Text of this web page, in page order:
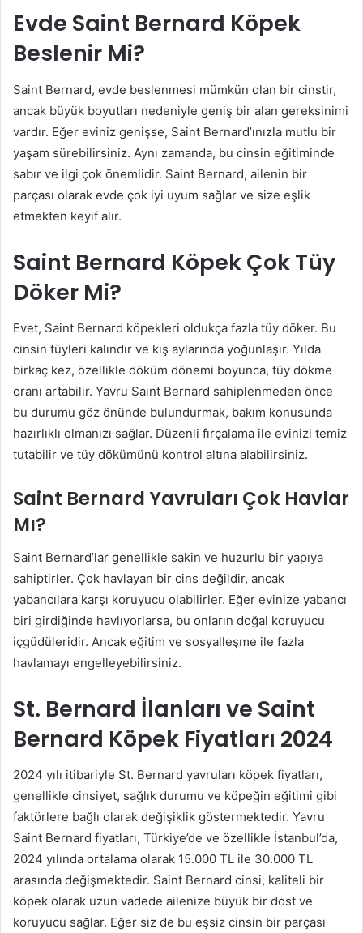
Evde Saint Bernard Köpek
Beslenir Mi?
Saint Bernard, evde beslenmesi mümkün olan bir cinstir,
ancak büyük boyutları nedeniyle geniş bir alan gereksinimi
vardır. Eğer eviniz genişse, Saint Bernard’ınızla mutlu bir
yaşam sürebilirsiniz. Aynı zamanda, bu cinsin eğitiminde
sabır ve ilgi çok önemlidir. Saint Bernard, ailenin bir
parçası olarak evde çok iyi uyum sağlar ve size eşlik
etmekten keyif alır.
Saint Bernard Köpek Çok Tüy
Döker Mi?
Evet, Saint Bernard köpekleri oldukça fazla tüy döker. Bu
cinsin tüyleri kalındır ve kış aylarında yoğunlaşır. Yılda
birkaç kez, özellikle döküm dönemi boyunca, tüy dökme
oranı artabilir. Yavru Saint Bernard sahiplenmeden önce
bu durumu göz önünde bulundurmak, bakım konusunda
hazırlıklı olmanızı sağlar. Düzenli fırçalama ile evinizi temiz
tutabilir ve tüy dökümünü kontrol altına alabilirsiniz.
Saint Bernard Yavruları Çok Havlar
Mı?
Saint Bernard’lar genellikle sakin ve huzurlu bir yapıya
sahiptirler. Çok havlayan bir cins değildir, ancak
yabancılara karşı koruyucu olabilirler. Eğer evinize yabancı
biri girdiğinde havlıyorlarsa, bu onların doğal koruyucu
içgüdüleridir. Ancak eğitim ve sosyalleşme ile fazla
havlamayı engelleyebilirsiniz.
St. Bernard İlanları ve Saint
Bernard Köpek Fiyatları 2024
2024 yılı itibariyle St. Bernard yavruları köpek fiyatları,
genellikle cinsiyet, sağlık durumu ve köpeğin eğitimi gibi
faktörlere bağlı olarak değişiklik göstermektedir. Yavru
Saint Bernard fiyatları, Türkiye’de ve özellikle İstanbul’da,
2024 yılında ortalama olarak 15.000 TL ile 30.000 TL
arasında değişmektedir. Saint Bernard cinsi, kaliteli bir
köpek olarak uzun vadede ailenize büyük bir dost ve
koruyucu sağlar. Eğer siz de bu eşsiz cinsin bir parçası